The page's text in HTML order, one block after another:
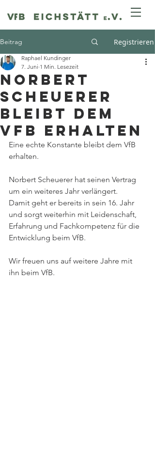
Beitrag Registrieren
Norbert
Scheuerer
bleibt dem
VFB erhalten
Raphael Kundinger
7. Juni 1 Min. Lesezeit
Eine echte Konstante bleibt dem VfB
erhalten.
Norbert Scheuerer hat seinen Vertrag
um ein weiteres Jahr verlängert.
Damit geht er bereits in sein 16. Jahr
und sorgt weiterhin mit Leidenschaft,
Erfahrung und Fachkompetenz für die
Entwicklung beim VfB.
Wir freuen uns auf weitere Jahre mit
ihn beim VfB.